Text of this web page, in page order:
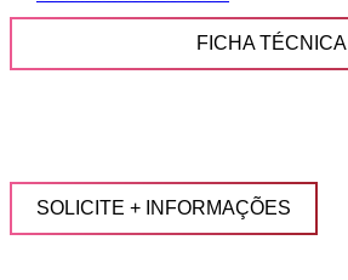
FICHA TÉCNICA
SOLICITE + INFORMAÇÕES